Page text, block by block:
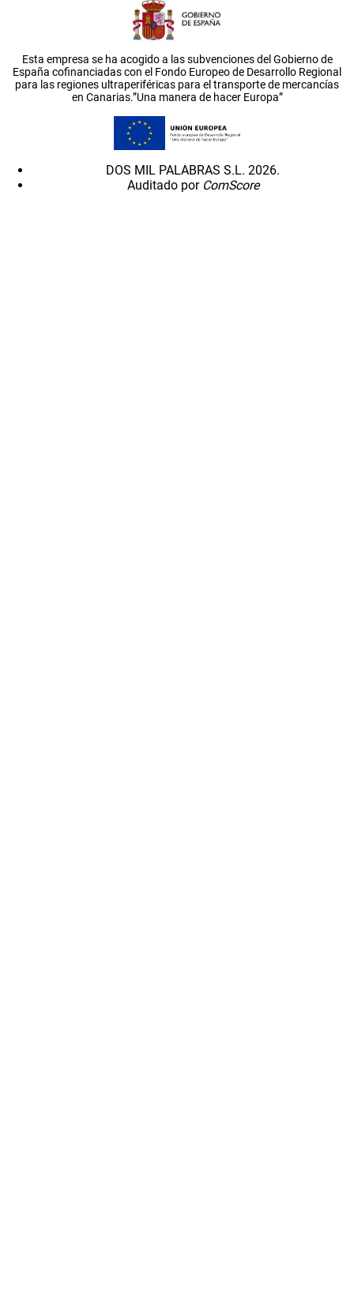
Esta empresa se ha acogido a las subvenciones del Gobierno de
España cofinanciadas con el Fondo Europeo de Desarrollo Regional
para las regiones ultraperiféricas para el transporte de mercancías
en Canarias.”Una manera de hacer Europa”
DOS MIL PALABRAS S.L. 2026.
Auditado por ComScore